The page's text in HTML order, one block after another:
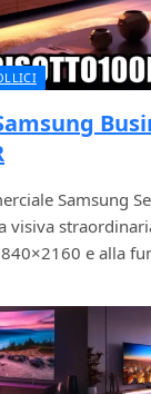
Samsung
visiva
e alla